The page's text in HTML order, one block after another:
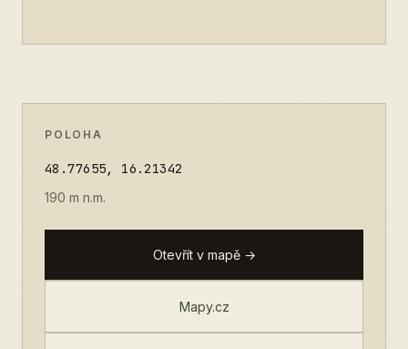
POLOHA
48.77655, 16.21342
190 m n.m.
Otevřít v mapě →
Mapy.cz